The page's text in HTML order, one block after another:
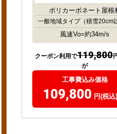
ポリカーボネート屋根
一般地域タイプ （積雪20cm
風速Vo=約34m/s
クーポン利用で119,800
が
工事費込み価格
109,800 円(税込)